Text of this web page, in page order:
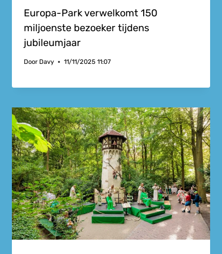
Europa-Park verwelkomt 150
miljoenste bezoeker tijdens
jubileumjaar
Door Davy 11/11/2025 11:07